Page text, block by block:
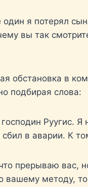
я потерял
вы так
обстановка в
подбирая слова:
Руугис. Я
в аварии. К
прерываю вас,
вашему методу,